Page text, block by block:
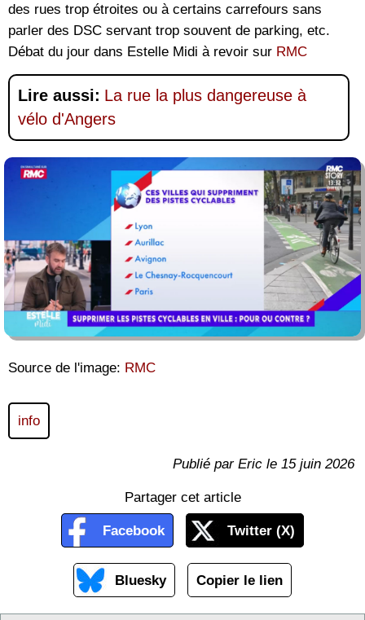
des rues trop étroites ou à certains carrefours sans
parler des DSC servant trop souvent de parking, etc.
Débat du jour dans Estelle Midi à revoir sur RMC
Lire aussi: La rue la plus dangereuse à
vélo d'Angers
Source de l'image: RMC
info
Publié par Eric le 15 juin 2026
Partager cet article
Facebook Twitter (X)
Bluesky Copier le lien